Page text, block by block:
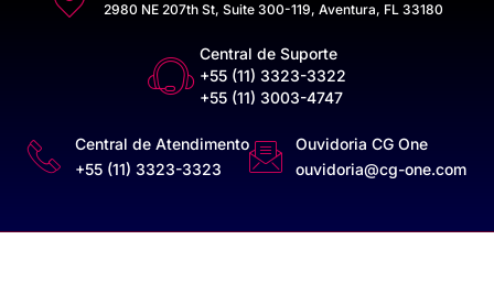
2980 NE 207th St, Suite 300-119, Aventura, FL 33180
Central de Suporte
+55 (11) 3323-3322
+55 (11) 3003-4747
Central de Atendimento
+55 (11) 3323-3323
Ouvidoria CG One
ouvidoria@cg-one.com